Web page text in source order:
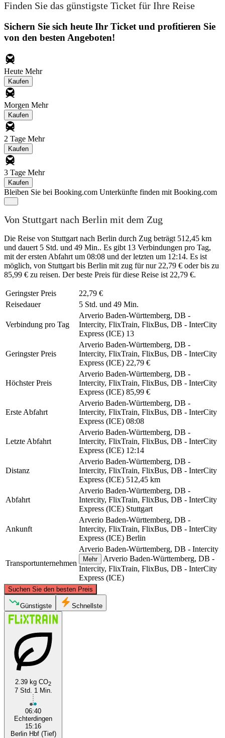
Finden Sie das günstigste Ticket für Ihre Reise
Sichern Sie sich heute Ihr Ticket und profitieren Sie
von den besten Angeboten!
Heute Mehr
Kaufen
Morgen Mehr
Kaufen
2 Tage Mehr
Kaufen
3 Tage Mehr
Kaufen
Bleiben Sie bei Booking.com Unterkünfte finden mit Booking.com
Von Stuttgart nach Berlin mit dem Zug
Die Reise von Stuttgart nach Berlin durch Zug beträgt 512,45 km
und dauert 5 Std. und 49 Min.. Es gibt 13 Verbindungen pro Tag,
mit der ersten Abfahrt um 08:08 und der letzten um 12:14. Es ist
möglich, von Stuttgart bis Berlin mit zug für nur 22,79 € oder bis zu
85,99 € zu reisen. Der beste Preis für diese Reise ist 22,79 €.
Geringster Preis
22,79 €
Reisedauer
5 Std. und 49 Min.
Verbindung pro Tag
Arverio Baden-Württemberg, DB -
Intercity, FlixTrain, FlixBus, DB - InterCity
Express (ICE) 13
Geringster Preis
Arverio Baden-Württemberg, DB -
Intercity, FlixTrain, FlixBus, DB - InterCity
Express (ICE) 22,79 €
Höchster Preis
Arverio Baden-Württemberg, DB -
Intercity, FlixTrain, FlixBus, DB - InterCity
Express (ICE) 85,99 €
Erste Abfahrt
Arverio Baden-Württemberg, DB -
Intercity, FlixTrain, FlixBus, DB - InterCity
Express (ICE) 08:08
Letzte Abfahrt
Arverio Baden-Württemberg, DB -
Intercity, FlixTrain, FlixBus, DB - InterCity
Express (ICE) 12:14
Distanz
Arverio Baden-Württemberg, DB -
Intercity, FlixTrain, FlixBus, DB - InterCity
Express (ICE) 512,45 km
Abfahrt
Arverio Baden-Württemberg, DB -
Intercity, FlixTrain, FlixBus, DB - InterCity
Express (ICE) Stuttgart
Ankunft
Arverio Baden-Württemberg, DB -
Intercity, FlixTrain, FlixBus, DB - InterCity
Express (ICE) Berlin
Transportunternehmen
Arverio Baden-Württemberg, DB - Intercity
Mehr
Arverio Baden-Württemberg, DB -
Intercity, FlixTrain, FlixBus, DB - InterCity
Express (ICE)
Suchen Sie den besten Preis
©CARTO
Günstigste Schnellste
2.39 kg CO2
7 Std. 1 Min.
06:40
Echterdingen
15:16
Berlin Hbf (Tief)